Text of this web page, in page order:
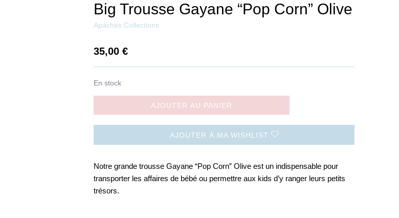
Big Trousse Gayane “Pop Corn” Olive
Apaches Collections
35,00 €
En stock
AJOUTER AU PANIER
AJOUTER À MA WISHLIST
Notre grande trousse Gayane “Pop Corn” Olive est un indispensable pour
transporter les affaires de bébé ou permettre aux kids d’y ranger leurs petits
trésors.